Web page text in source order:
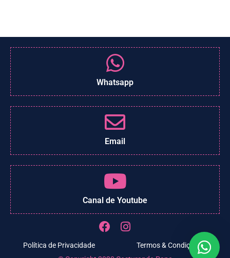
Whatsapp
Email
Canal de Youtube
Política de Privacidade
Termos & Condições